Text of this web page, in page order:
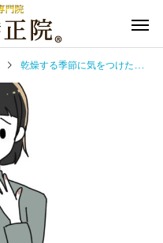
乾燥する季節に気をつけたい「爪の保湿」について